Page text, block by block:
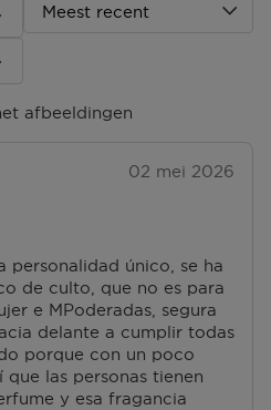
afbeeldingen
Meest recent
02 mei 2026
personalidad único, se ha
de culto, que no es para
e MPoderadas, segura
delante a cumplir todas
porque con un poco
que las personas tienen
y esa fragancia